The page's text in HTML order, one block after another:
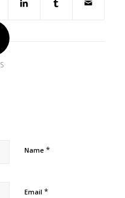
Name *
Email *